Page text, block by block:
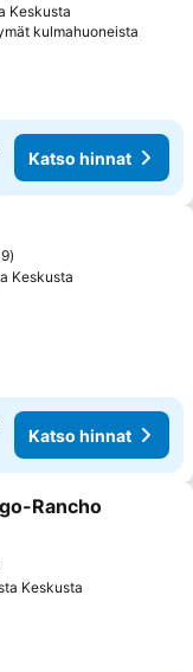
Keskusta
kulmahuoneista
Katso hinnat
9
Keskusta
Katso hinnat
Rancho
Keskusta